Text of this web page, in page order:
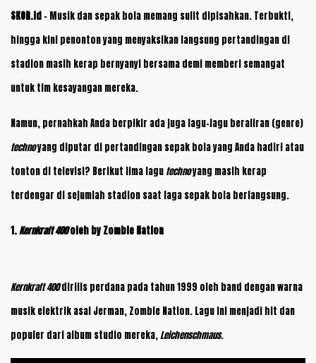
SKOR.id – Musik dan sepak bola memang sulit dipisahkan. Terbukti,
hingga kini penonton yang menyaksikan langsung pertandingan di
stadion masih kerap bernyanyi bersama demi memberi semangat
untuk tim kesayangan mereka.
Namun, pernahkah Anda berpikir ada juga lagu-lagu beraliran (genre)
technoyang diputar di pertandingan sepak bola yang Anda hadiri atau
tonton di televisi? Berikut lima lagu technoyang masih kerap
terdengar di sejumlah stadion saat laga sepak bola berlangsung.
1.Kernkraft 400oleh by Zombie Nation
Kernkraft 400dirilis perdana pada tahun 1999 oleh band dengan warna
musik elektrik asal Jerman, Zombie Nation. Lagu ini menjadi hit dan
populer dari album studio mereka,Leichenschmaus.